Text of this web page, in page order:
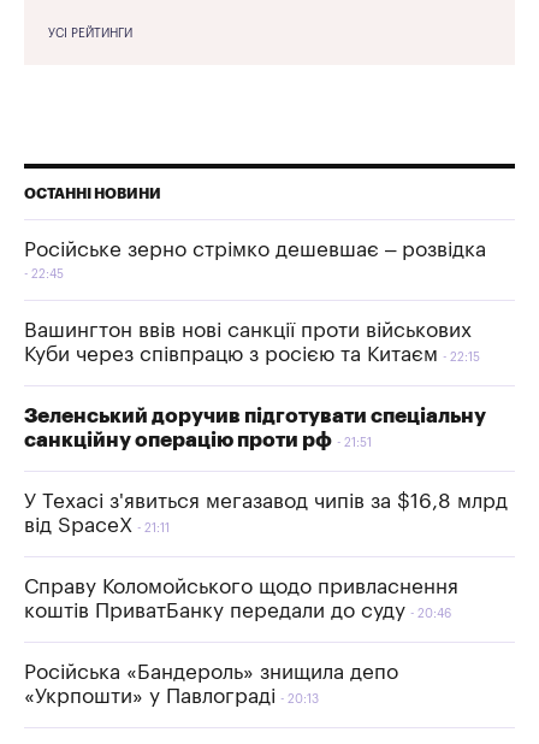
УСІ РЕЙТИНГИ
ОСТАННІ НОВИНИ
Російське зерно стрімко дешевшає – розвідка
22:45
Вашингтон ввів нові санкції проти військових
Куби через співпрацю з росією та Китаєм
22:15
Зеленський доручив підготувати спеціальну
санкційну операцію проти рф
21:51
У Техасі з'явиться мегазавод чипів за $16,8 млрд
від SpaceX
21:11
Справу Коломойського щодо привласнення
коштів ПриватБанку передали до суду
20:46
Російська «Бандероль» знищила депо
«Укрпошти» у Павлограді
20:13